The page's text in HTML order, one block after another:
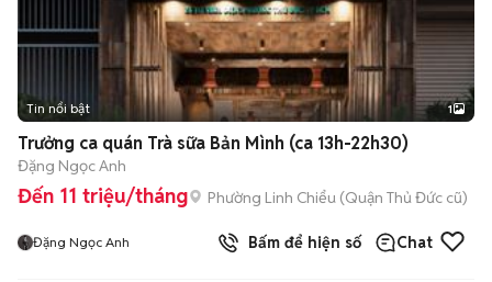
Tin nổi bật 1
Trưởng ca quán Trà sữa Bản Mình (ca 13h-22h30)
Đặng Ngọc Anh
Đến 11 triệu/tháng Phường Linh Chiểu (Quận Thủ Đức cũ)
Đặng Ngọc Anh Bấm để hiện số Chat